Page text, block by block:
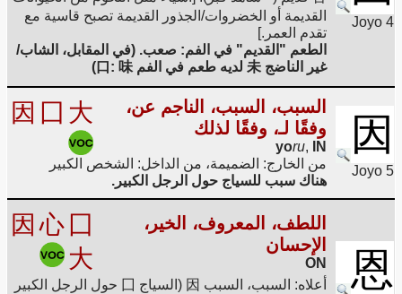
Joyo 4
القديمة أو الخضروات/الجذور القديمة تصبح قاسية مع
تقدم العمر.]
الطعم "القديم" في الفم: صعب. (في المقابل، الشاب/
غير الناضج 未 لديه طعم في الفم 口: 味)
因
Joyo 5
السبب، السبب، الناجم عن،
وفقًا لـ، وفقًا لذلك
yoru, IN
因 囗 大
من الخارج: الضميمة، من الداخل: الشخص الكبير
هناك سبب للسياج حول الرجل الكبير.
恩
اللطف، المعروف، الخير،
الإحسان
ON
因 心 囗
大
أعلاه: السبب، السبب 因 (السياج 囗 حول الرجل الكبير